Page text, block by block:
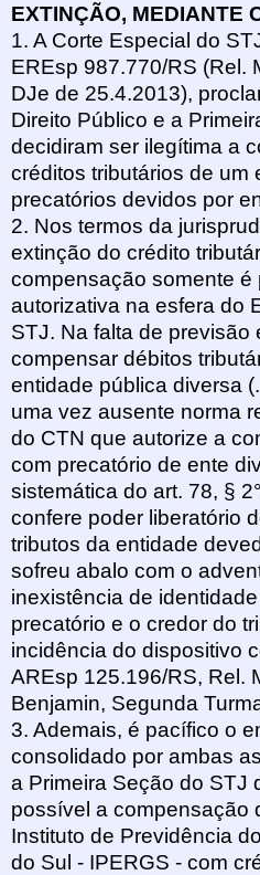
EXTINÇÃO, MEDIANTE
1. A Corte Especial do
EREsp 987.770/RS (Rel.
DJe de 25.4.2013),
Direito Público e a
decidiram ser ilegítima a
créditos tributários de um
precatórios devidos por
2. Nos termos da
extinção do crédito
compensação somente
autorizativa na esfera do
STJ. Na falta de previsão
compensar débitos
entidade pública diversa
uma vez ausente norma
do CTN que autorize a
com precatório de ente
sistemática do art. 78, §
confere poder liberatório
tributos da entidade
sofreu abalo com o
inexistência de
precatório e o credor do
incidência do dispositivo
AREsp 125.196/RS, Rel.
Benjamin, Segunda
3. Ademais, é pacífico o
consolidado por ambas
a Primeira Seção do STJ
possível a compensação
Instituto de Previdência
do Sul - IPERGS - com